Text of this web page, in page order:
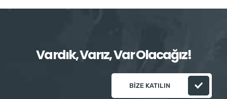
Vardık, Varız, Var Olacağız!
BIZE KATILIN